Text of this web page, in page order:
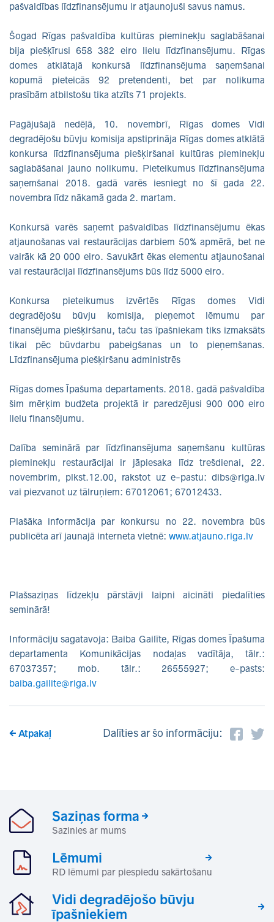
pašvaldības līdzfinansējumu ir atjaunojuši savus namus.
Šogad Rīgas pašvaldība kultūras pieminekļu saglabāšanai
bija piešķīrusi 658 382 eiro lielu līdzfinansējumu. Rīgas
domes atklātajā konkursā līdzfinansējuma saņemšanai
kopumā pieteicās 92 pretendenti, bet par nolikuma
prasībām atbilstošu tika atzīts 71 projekts.
Pagājušajā nedēļā, 10. novembrī, Rīgas domes Vidi
degradējošu būvju komisija apstiprināja Rīgas domes atklātā
konkursa līdzfinansējuma piešķiršanai kultūras pieminekļu
saglabāšanai jauno nolikumu. Pieteikumus līdzfinansējuma
saņemšanai 2018. gadā varēs iesniegt no šī gada 22.
novembra līdz nākamā gada 2. martam.
Konkursā varēs saņemt pašvaldības līdzfinansējumu ēkas
atjaunošanas vai restaurācijas darbiem 50% apmērā, bet ne
vairāk kā 20 000 eiro. Savukārt ēkas elementu atjaunošanai
vai restaurācijai līdzfinansējums būs līdz 5000 eiro.
Konkursa pieteikumus izvērtēs Rīgas domes Vidi
degradējošu būvju komisija, pieņemot lēmumu par
finansējuma piešķiršanu, taču tas īpašniekam tiks izmaksāts
tikai pēc būvdarbu pabeigšanas un to pieņemšanas.
Līdzfinansējuma piešķiršanu administrēs
Rīgas domes Īpašuma departaments. 2018. gadā pašvaldība
šim mērķim budžeta projektā ir paredzējusi 900 000 eiro
lielu finansējumu.
Dalība seminārā par līdzfinansējuma saņemšanu kultūras
pieminekļu restaurācijai ir jāpiesaka līdz trešdienai, 22.
novembrim, plkst.12.00, rakstot uz e-pastu: dibs@riga.lv
vai piezvanot uz tālruņiem: 67012061; 67012433.
Plašāka informācija par konkursu no 22. novembra būs
publicēta arī jaunajā interneta vietnē: www.atjauno.riga.lv
Plašsaziņas līdzekļu pārstāvji laipni aicināti piedalīties
seminārā!
Informāciju sagatavoja: Baiba Gailīte, Rīgas domes Īpašuma
departamenta Komunikācijas nodaļas vadītāja, tālr.:
67037357; mob. tālr.: 26555927; e-pasts:
baiba.gailite@riga.lv
Atpakaļ Dalīties ar šo informāciju:
Saziņas forma
Sazinies ar mums
Lēmumi
RD lēmumi par piespiedu sakārtošanu
Vidi degradējošo būvju
īpašniekiem